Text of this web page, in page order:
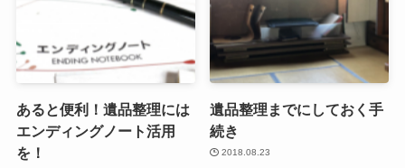
あると便利！遺品整理には
エンディングノート活用
を！
遺品整理までにしておく手
続き
2018.08.23